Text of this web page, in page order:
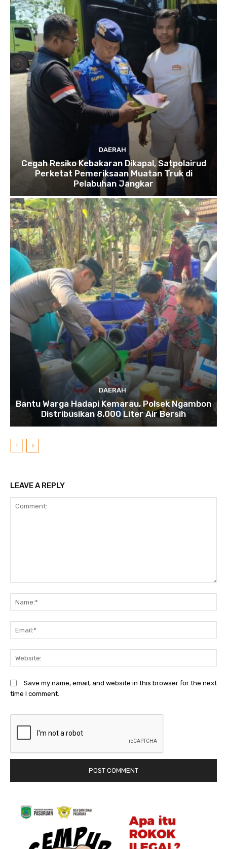
DAERAH
Cegah Resiko Kebakaran Dikapal, Satpolairud
Perketat Pemeriksaan Muatan Truk di
Pelabuhan Jangkar
DAERAH
Bantu Warga Hadapi Kemarau, Polsek Ngambon
Distribusikan 8.000 Liter Air Bersih
LEAVE A REPLY
Save my name, email, and website in this browser for the next
time I comment.